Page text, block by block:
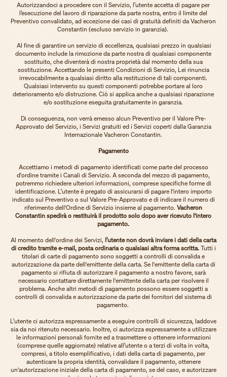
Autorizzandoci a procedere con il Servizio, l’utente accetta di pagare per
l’esecuzione del lavoro di riparazione da parte nostra, entro il limite del
Preventivo convalidato, ad eccezione dei casi di gratuità definiti da Vacheron
Constantin (escluso servizio in garanzia).
Al fine di garantire un servizio di eccellenza, qualsiasi prezzo in qualsiasi
documento include la rimozione da parte nostra di qualsiasi componente
sostituito, che diventerà di nostra proprietà dal momento della sua
sostituzione. Accettando le presenti Condizioni di Servizio, Lei rinuncia
irrevocabilmente a qualsiasi diritto alla restituzione di tali componenti.
Qualsiasi intervento su questi componenti potrebbe portare al loro
deterioramento e/o distruzione. Ciò si applica anche a qualsiasi riparazione
e/o sostituzione eseguita gratuitamente in garanzia.
Di conseguenza, non verrà emesso alcun Preventivo per il Valore Pre-
Approvato del Servizio, i Servizi gratuiti ed i Servizi coperti dalla Garanzia
Internazionale Vacheron Constantin.
Pagamento
Accettiamo i metodi di pagamento identificati come parte del processo
d'ordine tramite i Canali di Servizio. A seconda del mezzo di pagamento,
potremmo richiedere ulteriori informazioni, comprese specifiche forme di
identificazione. L’utente è pregato di assicurarsi di pagare l'intero importo
indicato sul Preventivo o sul Valore Pre-Approvato e di indicare il numero di
riferimento dell'Ordine di Servizio insieme al pagamento.Vacheron
Constantin spedirà o restituirà il prodotto solo dopo aver ricevuto l'intero
pagamento.
Al momento dell'ordine dei Servizi, l’utente non dovrà inviare i dati della carta
di credito tramite e-mail, posta ordinaria o qualsiasi altra forma scritta.Tutti i
titolari di carte di pagamento sono soggetti a controlli di convalida e
autorizzazione da parte dell'emittente della carta. Se l'emittente della carta di
pagamento si rifiuta di autorizzare il pagamento a nostro favore, sarà
necessario contattare direttamente l'emittente della carta per risolvere il
problema. Anche altri metodi di pagamento possono essere soggetti a
controlli di convalida e autorizzazione da parte dei fornitori del sistema di
pagamento.
L’utente ci autorizza espressamente a eseguire controlli di sicurezza, laddove
sia da noi ritenuto necessario. Inoltre, ci autorizza espressamente a utilizzare
le informazioni personali fornite ed a trasmettere o ottenere informazioni
(comprese quelle aggiornate) relative all’utente o a terzi di volta in volta,
compresi, a titolo esemplificativo, i dati della carta di pagamento, per
autenticare la propria identità, convalidare il pagamento, ottenere
un'autorizzazione iniziale della carta di pagamento, se del caso, e autorizzare